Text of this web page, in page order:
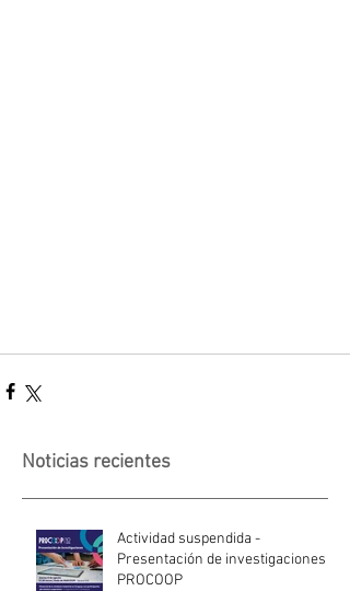
Noticias recientes
Actividad suspendida -
Presentación de investigaciones -
PROCOOP